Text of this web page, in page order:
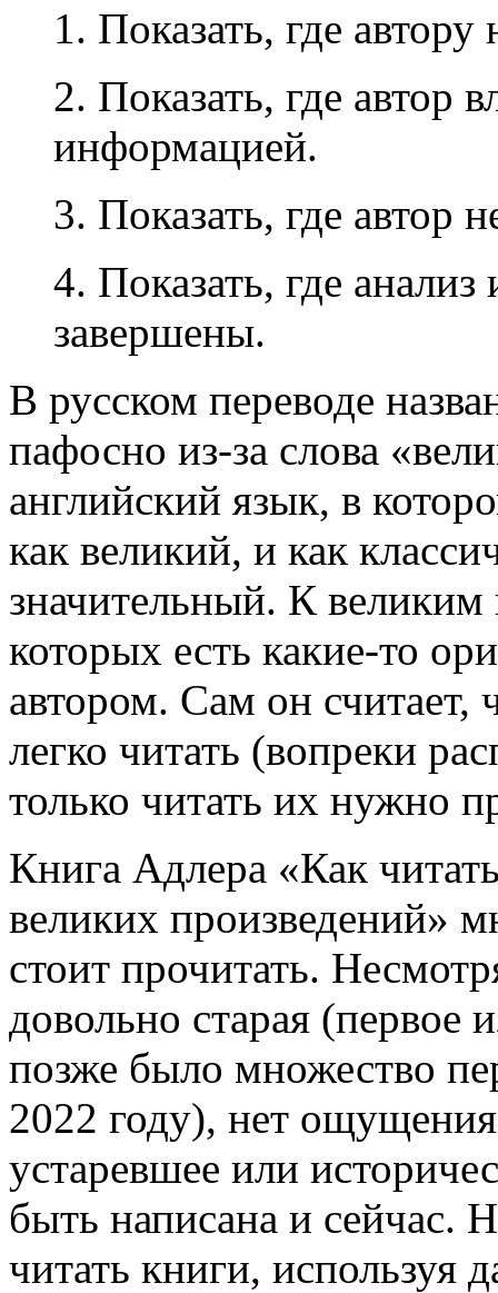
1. Показать, где
2. Показать, где автор
информацией.
3. Показать, где автор
4. Показать, где
завершены.
В русском переводе
пафосно из-за слова
английский язык, в
как великий, и как
значительный. К
которых есть какие-то
автором. Сам он считает,
легко читать (вопреки
только читать их нужно
Книга Адлера «Как
великих произведений»
стоит прочитать.
довольно старая (первое
позже было множество
2022 году), нет
устаревшее или
быть написана и сейчас.
читать книги, используя